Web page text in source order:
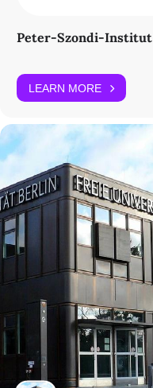
Peter-Szondi-Institut
LEARN MORE